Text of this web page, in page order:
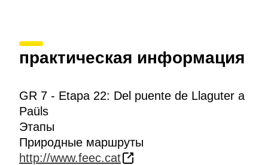
практическая информация
GR 7 - Etapa 22: Del puente de Llaguter a
Paüls
Этапы
Природные маршруты
http://www.feec.cat